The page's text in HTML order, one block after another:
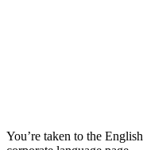
You’re taken to the English